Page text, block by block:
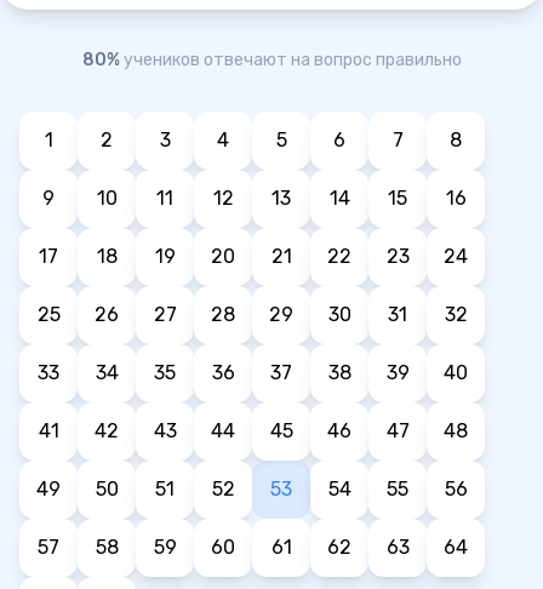
80%учеников отвечают на вопрос правильно
1 2 3 4 5 6 7 8
9 10 11 12 13 14 15 16
17 18 19 20 21 22 23 24
25 26 27 28 29 30 31 32
33 34 35 36 37 38 39 40
41 42 43 44 45 46 47 48
49 50 51 52 53 54 55 56
57 58 59 60 61 62 63 64